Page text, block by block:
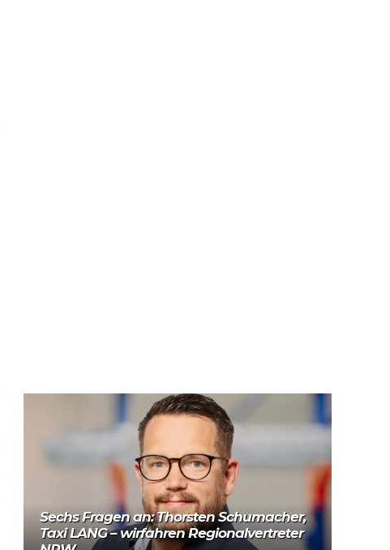
Sechs Fragen an: Thorsten Schumacher,
Taxi LANG – wirfahren Regionalvertreter